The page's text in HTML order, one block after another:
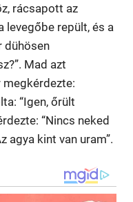
rácsapott az
levegőbe repült, és a
dühösen
Mad azt
megkérdezte:
“Igen, őrült
“Nincs neked
agya kint van uram”.